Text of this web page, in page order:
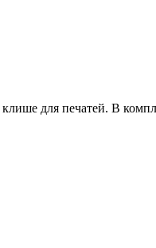
для печатей. В